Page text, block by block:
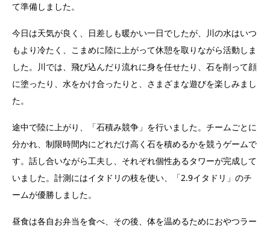
て準備しました。
今日は天気が良く、日差しも暖かい一日でしたが、川の水はいつ
もより冷たく、こまめに陸に上がって休憩を取りながら活動しま
した。川では、飛び込んだり流れに身を任せたり、石を削って顔
に塗ったり、水をかけ合ったりと、さまざまな遊びを楽しみまし
た。
途中で陸に上がり、「石積み競争」を行いました。チームごとに
分かれ、制限時間内にどれだけ高く石を積めるかを競うゲームで
す。話し合いながら工夫し、それぞれ個性あるタワーが完成して
いました。計測にはイタドリの枝を使い、「2.9イタドリ」のチ
ームが優勝しました。
昼食は各自お弁当を食べ、その後、体を温めるためにおやつラー